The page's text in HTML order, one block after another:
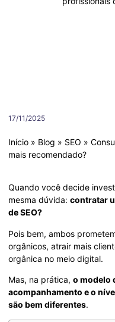
17/11/2025
Início » Blog » SEO »
mais recomendado?
Quando você decide
mesma dúvida: contratar
de SEO?
Pois bem, ambos
orgânicos, atrair mais
orgânica no meio digital.
Mas, na prática, o modelo
acompanhamento e o
são bem diferentes.